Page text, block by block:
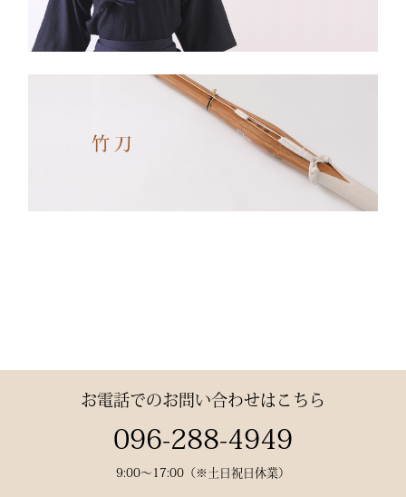
ます。
日々の稽古・大会でも安心
本最古クラスの木綿生地。
熟練職人の 丁寧な縫製
お電話でのお問い合わせはこちら
096-288-4949
9:00〜17:00（※土日祝日休業）